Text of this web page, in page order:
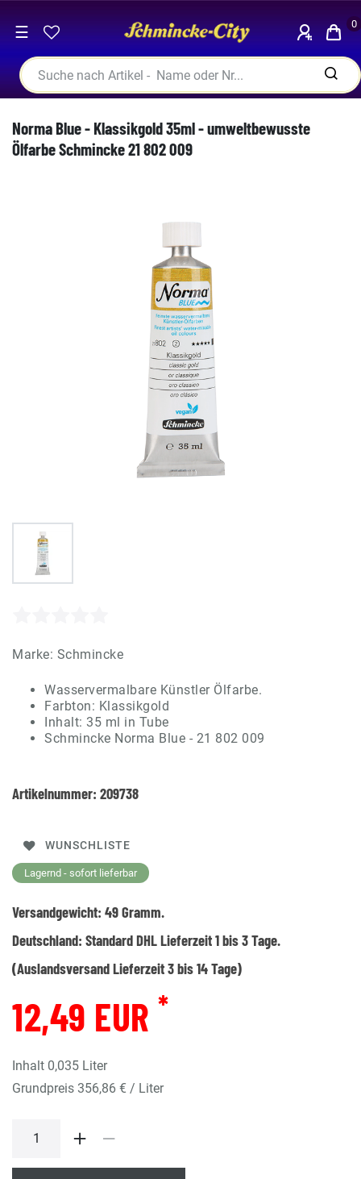
☰ 0
Norma Blue - Klassikgold 35ml - umweltbewusste
Ölfarbe Schmincke 21 802 009
Marke: Schmincke
Wasservermalbare Künstler Ölfarbe.
Farbton: Klassikgold
Inhalt: 35 ml in Tube
Schmincke Norma Blue - 21 802 009
Artikelnummer: 209738
WUNSCHLISTE
Lagernd - sofort lieferbar
Versandgewicht: 49Gramm.
Deutschland: Standard DHL Lieferzeit 1 bis 3 Tage.
(Auslandsversand Lieferzeit 3 bis 14 Tage)
12,49 EUR *
Inhalt 0,035 Liter
Grundpreis 356,86 € / Liter